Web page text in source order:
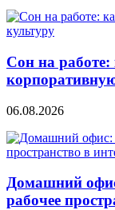
Сон на
06.08.2026
Домашний
рабочее